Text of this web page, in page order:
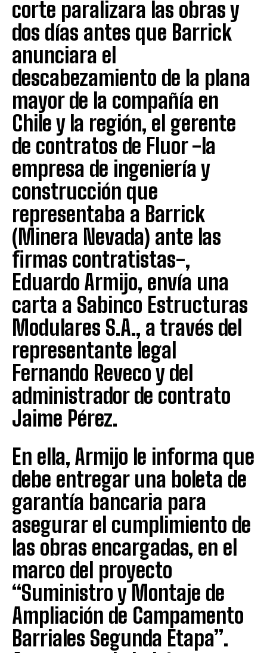
corte paralizara las obras y
dos días antes que Barrick
anunciara el
descabezamiento de la plana
mayor de la compañía en
Chile y la región, el gerente
de contratos de Fluor -la
empresa de ingeniería y
construcción que
representaba a Barrick
(Minera Nevada) ante las
firmas contratistas-,
Eduardo Armijo, envía una
carta a Sabinco Estructuras
Modulares S.A., a través del
representante legal
Fernando Reveco y del
administrador de contrato
Jaime Pérez.
En ella, Armijo le informa que
debe entregar una boleta de
garantía bancaria para
asegurar el cumplimiento de
las obras encargadas, en el
marco del proyecto
“Suministro y Montaje de
Ampliación de Campamento
Barriales Segunda Etapa”.